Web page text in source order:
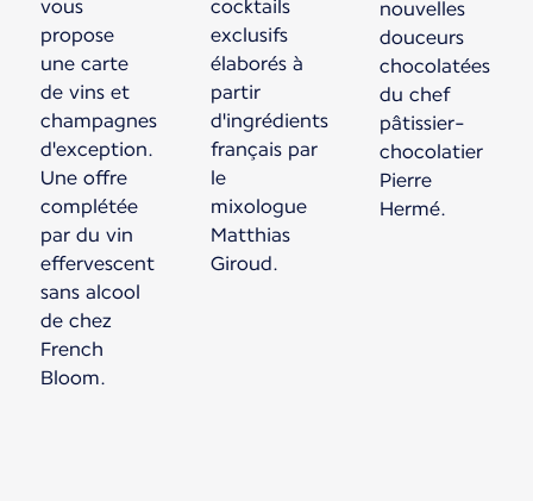
vous
propose
une carte
de vins et
champagnes
d'exception.
Une offre
complétée
par du vin
effervescent
sans alcool
de chez
French
Bloom.
cocktails
exclusifs
élaborés à
partir
d'ingrédients
français par
le
mixologue
Matthias
Giroud.
nouvelles
douceurs
chocolatées
du chef
pâtissier-
chocolatier
Pierre
Hermé.